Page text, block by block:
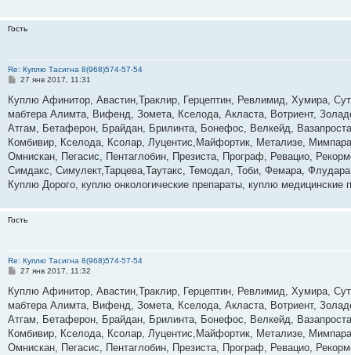
Гость
Re: Куплю Тасигна 8(968)574-57-54
С
о
б
щ
е
и
е
27 янв 2017, 11:31
Куплю Афинитор, Авастин,Траклир, Герцептин, Ревлимид, Хумира,
мабтера Алимта, Вифенд, Зомета, Кселода, Акласта, Вотриент,
Атгам, Бетаферон, Брайдан, Брилинта, Бонефос, Велкейд,
Комбивир, Кселода, Ксолар, Луцентис,Майфортик, Метализе,
Омнискан, Пегасис, Пентаглобин, Презиста, Програф, Ревацио,
Симдакс, Симулект,Тарцева,Таутакс, Темодал, Тоби, Фемара,
Куплю Дорого, куплю онкологические препараты, куплю медицинские
Гость
Re: Куплю Тасигна 8(968)574-57-54
С
о
б
щ
е
и
е
27 янв 2017, 11:32
Куплю Афинитор, Авастин,Траклир, Герцептин, Ревлимид, Хумира,
мабтера Алимта, Вифенд, Зомета, Кселода, Акласта, Вотриент,
Атгам, Бетаферон, Брайдан, Брилинта, Бонефос, Велкейд,
Комбивир, Кселода, Ксолар, Луцентис,Майфортик, Метализе,
Омнискан, Пегасис, Пентаглобин, Презиста, Програф, Ревацио,